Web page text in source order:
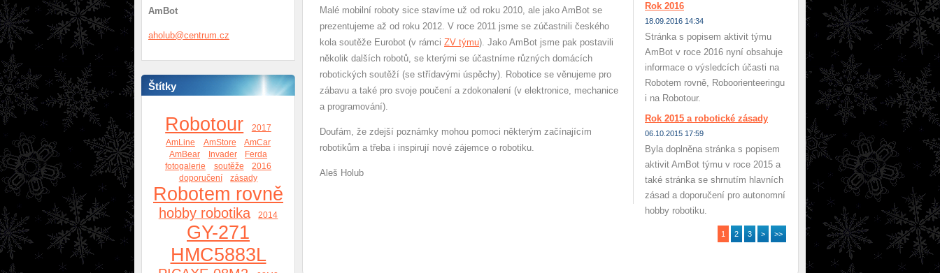
AmBot
aholub@centrum.cz
Štítky
Robotour
2017
AmLine
AmStore
AmCar
AmBear
Invader
Ferda
fotogalerie
soutěže
2016
doporučení
zásady
Robotem rovně
hobby robotika 2014
GY-271
HMC5883L
Malé mobilní roboty sice stavíme už od roku 2010, ale jako AmBot se
prezentujeme až od roku 2012. V roce 2011 jsme se zúčastnili českého
kola soutěže Eurobot (v rámci ZV týmu). Jako AmBot jsme pak postavili
několik dalších robotů, se kterými se účastníme různých domácích
robotických soutěží (se střídavými úspěchy). Robotice se věnujeme pro
zábavu a také pro svoje poučení a zdokonalení (v elektronice, mechanice
a programování).
Doufám, že zdejší poznámky mohou pomoci některým začínajícím
robotikům a třeba i inspirují nové zájemce o robotiku.
Aleš Holub
Rok 2016
18.09.2016 14:34
Stránka s popisem aktivit týmu
AmBot v roce 2016 nyní obsahuje
informace o výsledcích účasti na
Robotem rovně, Roboorienteeringu
i na Robotour.
Rok 2015 a robotické zásady
06.10.2015 17:59
Byla doplněna stránka s popisem
aktivit AmBot týmu v roce 2015 a
také stránka se shrnutím hlavních
zásad a doporučení pro autonomní
hobby robotiku.
1 2 3 > >>